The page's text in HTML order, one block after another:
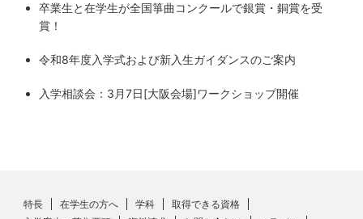
卒業生と在学生が全国箏曲コンクールで銀賞・銅賞を受
賞！
令和8年度入学式および新入生ガイダンスのご案内
入学相談会：3月7日[大阪会場]ワークショップ開催
特長 在学生の方へ 学科
取得できる資格